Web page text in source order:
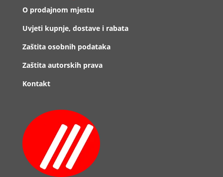
O prodajnom mjestu
Uvjeti kupnje, dostave i rabata
Zaštita osobnih podataka
Zaštita autorskih prava
Kontakt